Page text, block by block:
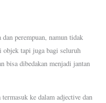
perempuan, namun tidak
objek tapi juga bagi seluruh
bisa dibedakan menjadi jantan
ke dalam adjective dan